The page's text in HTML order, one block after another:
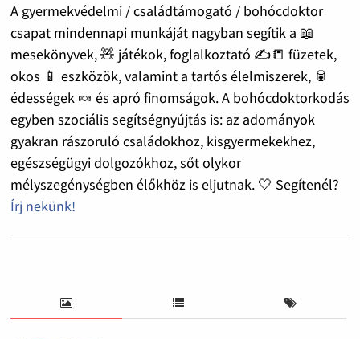
A gyermekvédelmi / családtámogató / bohócdoktor
csapat mindennapi munkáját nagyban segítik a 📖
mesekönyvek, 🧸 játékok, foglalkoztató ✍️📒 füzetek,
okos 📱 eszközök, valamint a tartós élelmiszerek, 🥫
édességek 🍬 és apró finomságok. A bohócdoktorkodás
egyben szociális segítségnyújtás is: az adományok
gyakran rászoruló családokhoz, kisgyermekekhez,
egészségügyi dolgozókhoz, sőt olykor
mélyszegénységben élőkhöz is eljutnak. 🤍 Segítenél?
Írj nekünk!